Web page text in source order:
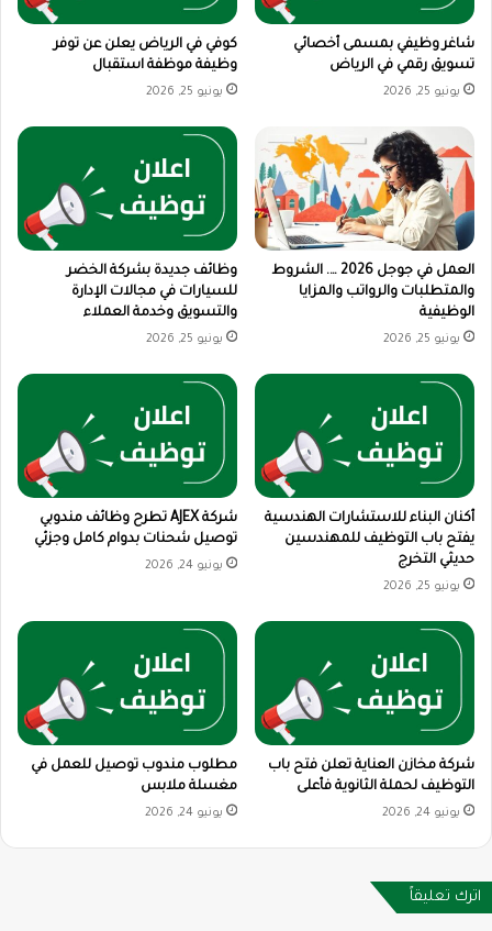
شاغر وظيفي بمسمى أخصائي
تسويق رقمي في الرياض
يونيو 25, 2026
كوفي في الرياض يعلن عن توفر
وظيفة موظفة استقبال
يونيو 25, 2026
العمل في جوجل 2026 …. الشروط
والمتطلبات والرواتب والمزايا
الوظيفية
يونيو 25, 2026
وظائف جديدة بشركة الخضر
للسيارات في مجالات الإدارة
والتسويق وخدمة العملاء
يونيو 25, 2026
أكنان البناء للاستشارات الهندسية
يفتح باب التوظيف للمهندسين
حديثي التخرج
يونيو 25, 2026
شركة AJEX تطرح وظائف مندوبي
توصيل شحنات بدوام كامل وجزئي
يونيو 24, 2026
شركة مخازن العناية تعلن فتح باب
التوظيف لحملة الثانوية فأعلى
يونيو 24, 2026
مطلوب مندوب توصيل للعمل في
مغسلة ملابس
يونيو 24, 2026
اترك تعليقاً